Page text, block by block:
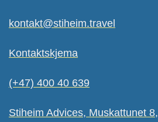
kontakt@stiheim.travel
Kontaktskjema
(+47) 400 40 639
Stiheim Advices, Muskattunet 8,